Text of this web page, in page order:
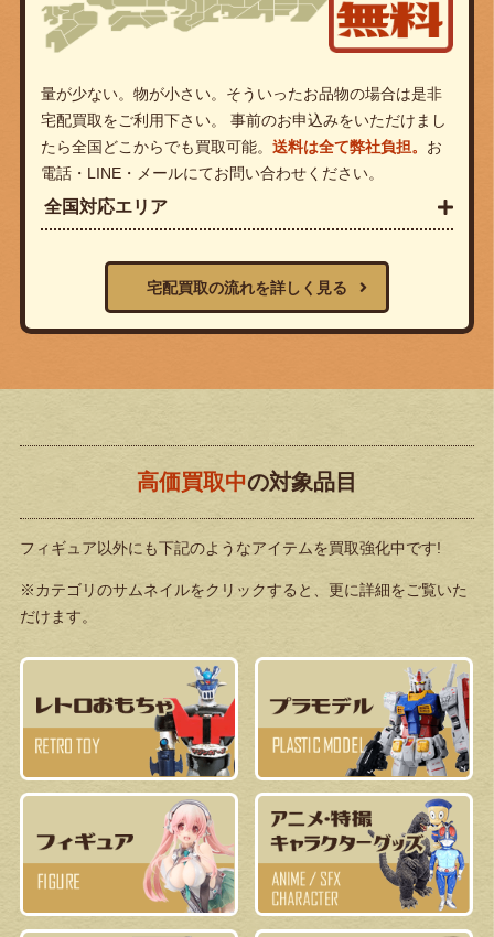
量が少ない。物が小さい。そういったお品物の場合は是非
宅配買取をご利用下さい。 事前のお申込みをいただけまし
たら全国どこからでも買取可能。 送料は全て弊社負担。 お
電話・LINE・メールにてお問い合わせください。
全国対応エリア
宅配買取の流れを詳しく見る
高価買取中の対象品目
フィギュア以外にも下記のようなアイテムを買取強化中です!
※カテゴリのサムネイルをクリックすると、更に詳細をご覧いた
だけます。